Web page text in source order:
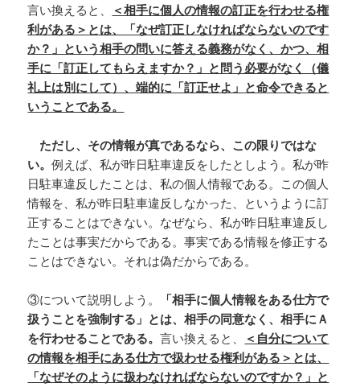
言い換えると、
＜相手に個人の情報の訂正を行わせる権
利がある＞とは、「なぜ訂正しなければならないのです
か？」という相手の問いに答える義務がなく、かつ、相
手に「訂正してもらえますか？」と問う必要がなく（儀
礼上は別にして）、端的に「訂正せよ」と命令できると
いうことである。
ただし、その情報が真であるなら、この限りではな
い。例えば、私が昨日駐車違反をしたとしよう。私が昨
日駐車違反したことは、私の個人情報である。この個人
情報を、私が昨日駐車違反しなかった、というように訂
正することはできない。なぜなら、私が昨日駐車違反し
たことは事実だからである。事実である情報を修正する
ことはできない。それは偽だからである。
③について説明しよう。
「相手に個人情報をある仕方で
扱うことを強制する」とは、相手の同意なく、相手にＡ
を行わせることである。言い換えると、
＜自分について
の情報を相手にある仕方で扱わせる権利がある＞とは、
「なぜそのように扱わなければならないのですか？」と